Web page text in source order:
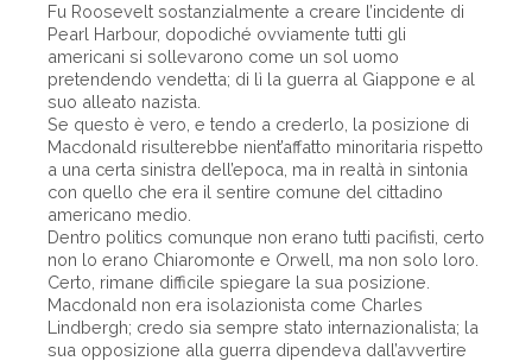
Fu Roosevelt sostanzialmente a creare l’incidente di
Pearl Harbour, dopodiché ovviamente tutti gli
americani si sollevarono come un sol uomo
pretendendo vendetta; di lì la guerra al Giappone e al
suo alleato nazista.
Se questo è vero, e tendo a crederlo, la posizione di
Macdonald risulterebbe nient’affatto minoritaria rispetto
a una certa sinistra dell’epoca, ma in realtà in sintonia
con quello che era il sentire comune del cittadino
americano medio.
Dentro politics comunque non erano tutti pacifisti, certo
non lo erano Chiaromonte e Orwell, ma non solo loro.
Certo, rimane difficile spiegare la sua posizione.
Macdonald non era isolazionista come Charles
Lindbergh; credo sia sempre stato internazionalista; la
sua opposizione alla guerra dipendeva dall’avvertire